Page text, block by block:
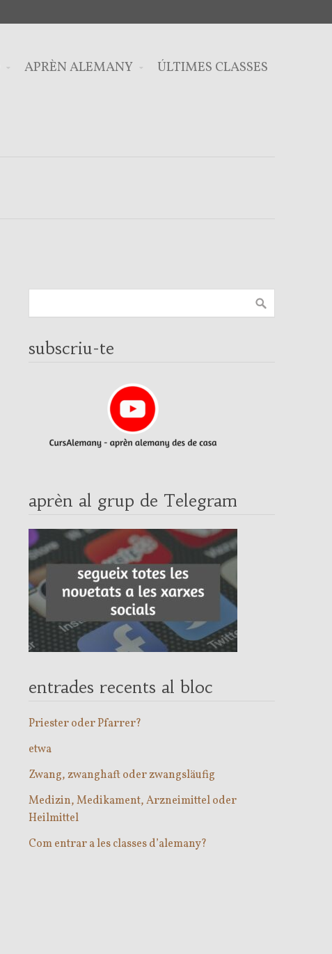
APRÈN ALEMANY ÚLTIMES CLASSES
subscriu-te
aprèn al grup de Telegram
entrades recents al bloc
Priester oder Pfarrer?
etwa
Zwang, zwanghaft oder zwangsläufig
Medizin, Medikament, Arzneimittel oder
Heilmittel
Com entrar a les classes d’alemany?